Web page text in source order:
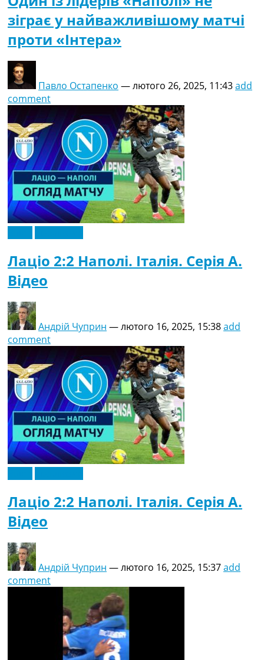
зіграє у найважливішому матчі
проти «Інтера»
Павло Остапенко —лютого 26, 2025, 11:43add
comment
Лаціо 2:2 Наполі. Італія. Серія A.
Відео
Андрій Чуприн —лютого 16, 2025, 15:38add
comment
Лаціо 2:2 Наполі. Італія. Серія A.
Відео
Андрій Чуприн —лютого 16, 2025, 15:37add
comment